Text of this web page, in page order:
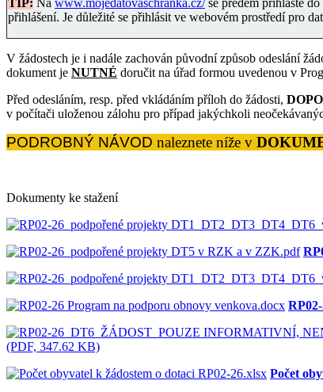
přihlášení. Je důležité se přihlásit ve webovém prostředí pro
V žádostech je i nadále zachován původní způsob odeslání
dokument je NUTNÉ doručit na úřad formou uvedenou v
Před odesláním, resp. před vkládáním příloh do žádosti, D
v počítači uloženou zálohu pro případ jakýchkoli
PODROBNÝ NÁVOD naleznete níže v
Dokumenty ke stažení
(PDF, 347.62 KB)
Počet